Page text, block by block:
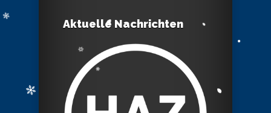
Aktuelle Nachrichten